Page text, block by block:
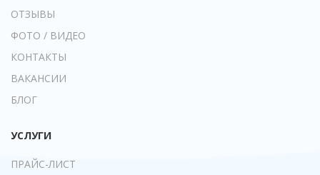
ОТЗЫВЫ
ФОТО / ВИДЕО
КОНТАКТЫ
ВАКАНСИИ
БЛОГ
УСЛУГИ
ПРАЙС-ЛИСТ